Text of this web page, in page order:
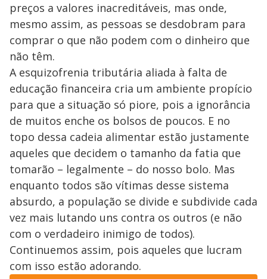
preços a valores inacreditáveis, mas onde,
mesmo assim, as pessoas se desdobram para
comprar o que não podem com o dinheiro que
não têm.
A esquizofrenia tributária aliada à falta de
educação financeira cria um ambiente propício
para que a situação só piore, pois a ignorância
de muitos enche os bolsos de poucos. E no
topo dessa cadeia alimentar estão justamente
aqueles que decidem o tamanho da fatia que
tomarão – legalmente – do nosso bolo. Mas
enquanto todos são vítimas desse sistema
absurdo, a população se divide e subdivide cada
vez mais lutando uns contra os outros (e não
com o verdadeiro inimigo de todos).
Continuemos assim, pois aqueles que lucram
com isso estão adorando.